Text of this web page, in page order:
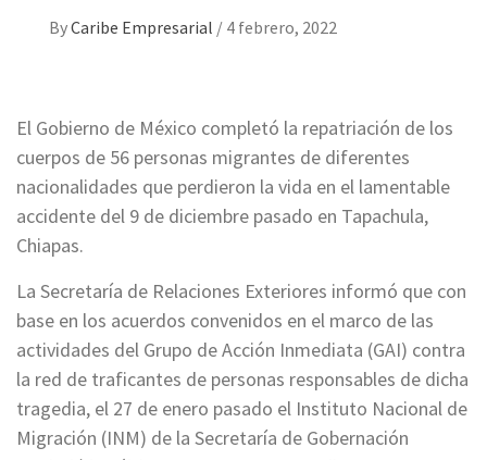
ByCaribe Empresarial / 4 febrero, 2022
El Gobierno de México completó la repatriación de los
cuerpos de 56 personas migrantes de diferentes
nacionalidades que perdieron la vida en el lamentable
accidente del 9 de diciembre pasado en Tapachula,
Chiapas.
La Secretaría de Relaciones Exteriores informó que con
base en los acuerdos convenidos en el marco de las
actividades del Grupo de Acción Inmediata (GAI) contra
la red de traficantes de personas responsables de dicha
tragedia, el 27 de enero pasado el Instituto Nacional de
Migración (INM) de la Secretaría de Gobernación